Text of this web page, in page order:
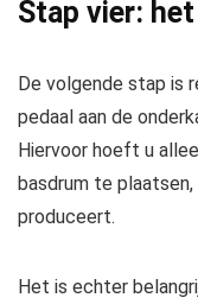
Stap vier: het
De volgende stap is
pedaal aan de
Hiervoor hoeft u
basdrum te
produceert.
Het is echter